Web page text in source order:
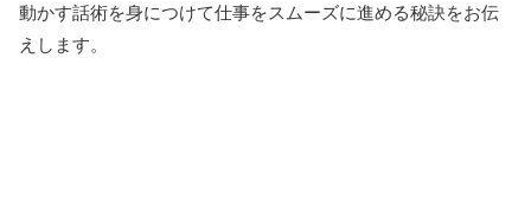
動かす話術を身につけて仕事をスムーズに進める秘訣をお伝
えします。